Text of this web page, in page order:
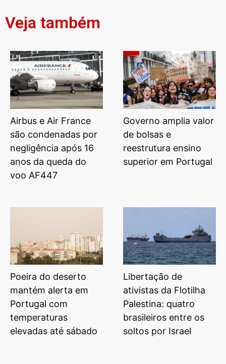
Veja também
Airbus e Air France
são condenadas por
negligência após 16
anos da queda do
voo AF447
Governo amplia valor
de bolsas e
reestrutura ensino
superior em Portugal
Poeira do deserto
mantém alerta em
Portugal com
temperaturas
elevadas até sábado
Libertação de
ativistas da Flotilha
Palestina: quatro
brasileiros entre os
soltos por Israel